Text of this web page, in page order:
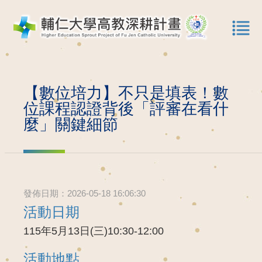
【數位培力】不只是填表！數
位課程認證背後「評審在看什
麼」關鍵細節
發佈日期：2026-05-18 16:06:30
活動日期
115年5月13日(三)10:30-12:00
活動地點